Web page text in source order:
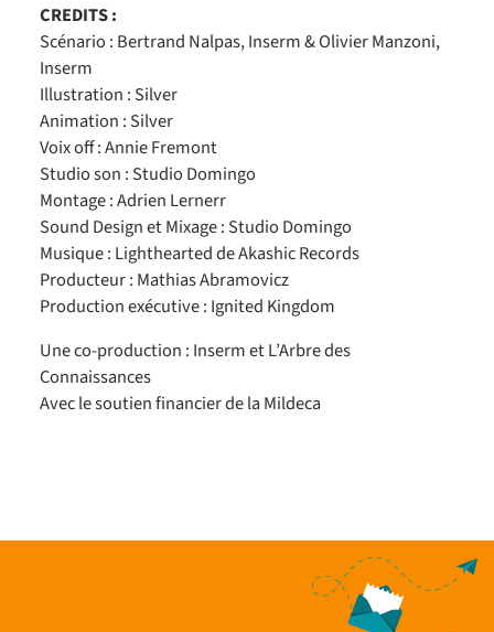
CREDITS :
Scénario : Bertrand Nalpas, Inserm & Olivier Manzoni,
Inserm
Illustration : Silver
Animation : Silver
Voix off : Annie Fremont
Studio son : Studio Domingo
Montage : Adrien Lernerr
Sound Design et Mixage : Studio Domingo
Musique : Lighthearted de Akashic Records
Producteur : Mathias Abramovicz
Production exécutive : Ignited Kingdom
Une co-production : Inserm et L’Arbre des
Connaissances
Avec le soutien financier de la Mildeca